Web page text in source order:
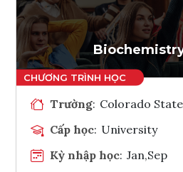
Trường: Colorado
Cấp học: University
Kỳ nhập học: Jan,Sep